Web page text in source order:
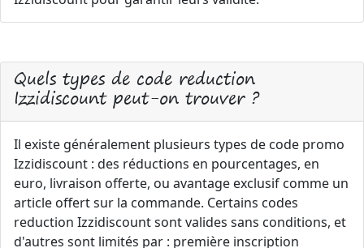
Quels types de code reduction
Izzidiscount peut-on trouver ?
Il existe généralement plusieurs types de code promo
Izzidiscount : des réductions en pourcentages, en
euro, livraison offerte, ou avantage exclusif comme un
article offert sur la commande. Certains codes
reduction Izzidiscount sont valides sans conditions, et
d'autres sont limités par : première inscription